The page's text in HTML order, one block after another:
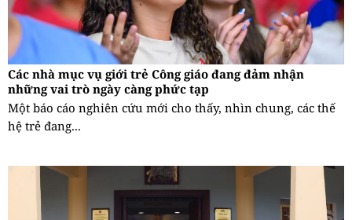
Các nhà mục vụ giới trẻ Công giáo đang đảm nhận
những vai trò ngày càng phức tạp
Một báo cáo nghiên cứu mới cho thấy, nhìn chung, các thế
hệ trẻ đang...